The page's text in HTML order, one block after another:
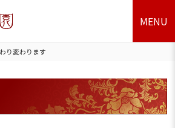
MENU
り変わります